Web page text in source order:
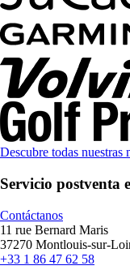
Descubre todas nuestras
Servicio postventa
Contáctanos
11 rue Bernard Maris
37270 Montlouis-sur-
+33 1 86 47 62 58